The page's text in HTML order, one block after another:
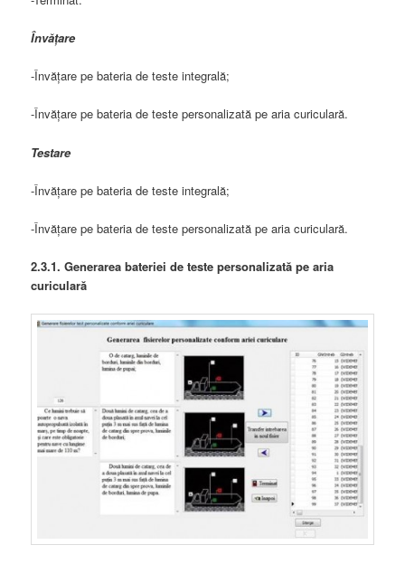
Învățare
-Învățare pe bateria de teste integrală;
-Învățare pe bateria de teste personalizată pe aria curiculară.
Testare
-Învățare pe bateria de teste integrală;
-Învățare pe bateria de teste personalizată pe aria curiculară.
2.3.1. Generarea bateriei de teste personalizată pe aria
curiculară